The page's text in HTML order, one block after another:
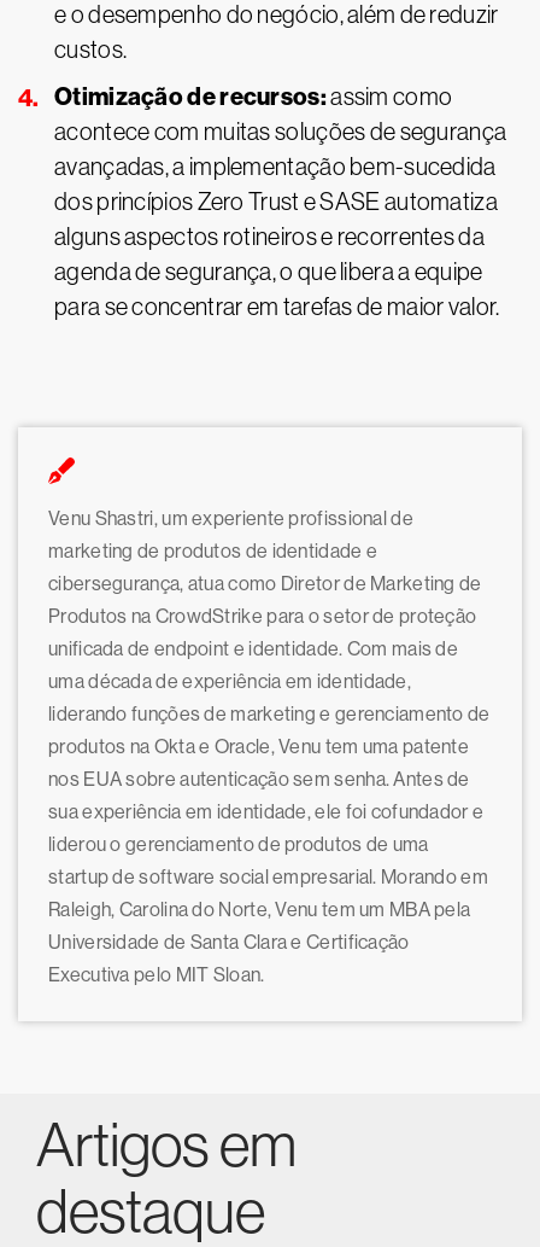
e o desempenho do negócio, além de reduzir
custos.
Otimização de recursos:assim como
acontece com muitas soluções de segurança
avançadas, a implementação bem-sucedida
dos princípios Zero Trust e SASE automatiza
alguns aspectos rotineiros e recorrentes da
agenda de segurança, o que libera a equipe
para se concentrar em tarefas de maior valor.
Venu Shastri, um experiente profissional de
marketing de produtos de identidade e
cibersegurança, atua como Diretor de Marketing de
Produtos na CrowdStrike para o setor de proteção
unificada de endpoint e identidade. Com mais de
uma década de experiência em identidade,
liderando funções de marketing e gerenciamento de
produtos na Okta e Oracle, Venu tem uma patente
nos EUA sobre autenticação sem senha. Antes de
sua experiência em identidade, ele foi cofundador e
liderou o gerenciamento de produtos de uma
startup de software social empresarial. Morando em
Raleigh, Carolina do Norte, Venu tem um MBA pela
Universidade de Santa Clara e Certificação
Executiva pelo MIT Sloan.
Artigos em
destaque